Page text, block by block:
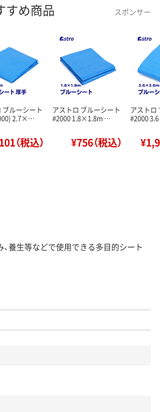
すめ商品 スポンサー
ブルーシート
2.7×…
（税込）
アストロ ブルーシート
#2000 1.8×1.8m …
¥756（税込）
アストロ
#2000
、養生等などで使用できる多目的シート